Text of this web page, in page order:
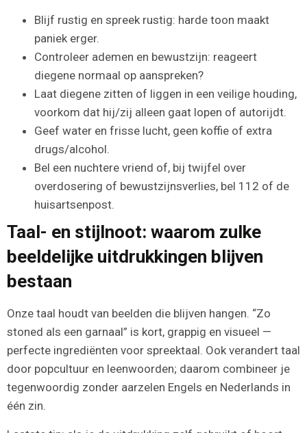
Blijf rustig en spreek rustig: harde toon maakt
paniek erger.
Controleer ademen en bewustzijn: reageert
diegene normaal op aanspreken?
Laat diegene zitten of liggen in een veilige houding,
voorkom dat hij/zij alleen gaat lopen of autorijdt.
Geef water en frisse lucht, geen koffie of extra
drugs/alcohol.
Bel een nuchtere vriend of, bij twijfel over
overdosering of bewustzijnsverlies, bel 112 of de
huisartsenpost.
Taal- en stijlnoot: waarom zulke
beeldelijke uitdrukkingen blijven
bestaan
Onze taal houdt van beelden die blijven hangen. “Zo
stoned als een garnaal” is kort, grappig en visueel —
perfecte ingrediënten voor spreektaal. Ook verandert taal
door popcultuur en leenwoorden; daarom combineer je
tegenwoordig zonder aarzelen Engels en Nederlands in
één zin.